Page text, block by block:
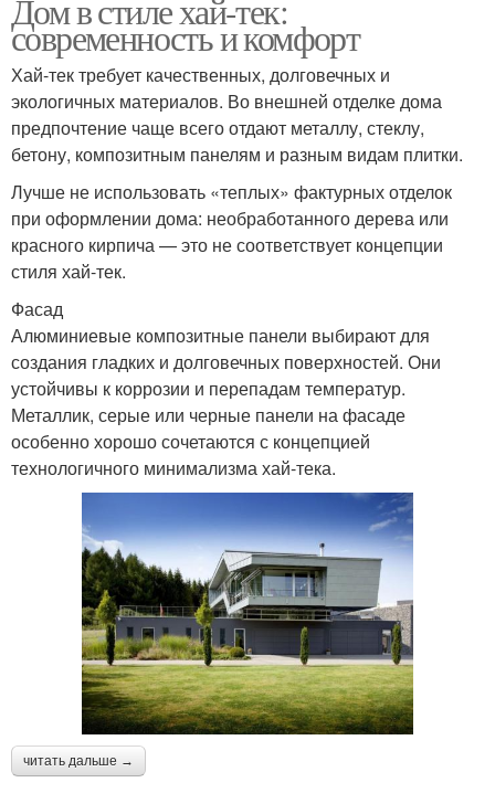
Дом в стиле хай-тек:
современность и комфорт
Хай-тек требует качественных, долговечных и
экологичных материалов. Во внешней отделке дома
предпочтение чаще всего отдают металлу, стеклу,
бетону, композитным панелям и разным видам плитки.
Лучше не использовать «теплых» фактурных отделок
при оформлении дома: необработанного дерева или
красного кирпича — это не соответствует концепции
стиля хай-тек.
Фасад
Алюминиевые композитные панели выбирают для
создания гладких и долговечных поверхностей. Они
устойчивы к коррозии и перепадам температур.
Металлик, серые или черные панели на фасаде
особенно хорошо сочетаются с концепцией
технологичного минимализма хай-тека.
читать дальше →